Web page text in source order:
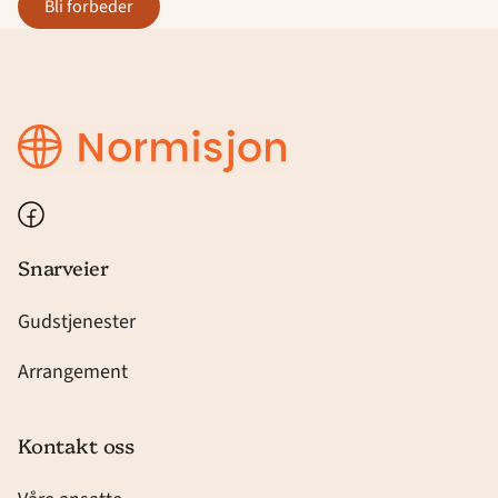
bli forbeder
Bethel
Harstad
Facebook
Snarveier
Gudstjenester
Arrangement
Kontakt oss